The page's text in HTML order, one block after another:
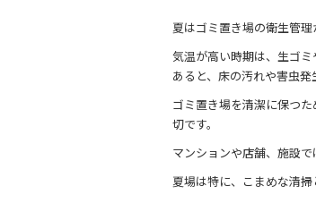
夏はゴミ置き場の衛生管理
気温が高い時期は、生ゴ
あると、床の汚れや害虫発
ゴミ置き場を清潔に保つ
切です。
マンションや店舗、施設
夏場は特に、こまめな清掃